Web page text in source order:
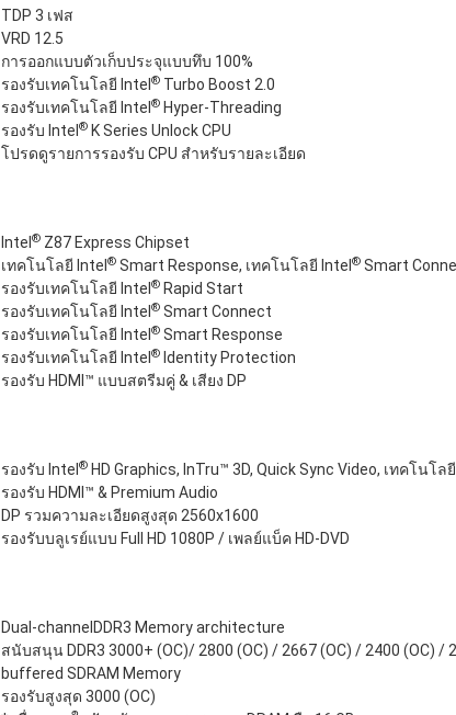
TDP 3 เฟส
VRD 12.5
การออกแบบตัวเก็บประจุแบบทึบ 100%
รองรับเทคโนโลยี Intel ® Turbo Boost 2.0
รองรับเทคโนโลยี Intel ® Hyper-Threading
รองรับ Intel ® K Series Unlock CPU
โปรดดูรายการรองรับ CPU สำหรับรายละเอียด
Intel ® Z87 Express Chipset
เทคโนโลยี Intel ® Smart Response, เทคโนโลยี Intel ® Smart
รองรับเทคโนโลยี Intel ® Rapid Start
รองรับเทคโนโลยี Intel ® Smart Connect
รองรับเทคโนโลยี Intel ® Smart Response
รองรับเทคโนโลยี Intel ® Identity Protection
รองรับ HDMI™ แบบสตรีมคู่ & เสียง DP
รองรับ Intel ® HD Graphics, InTru™ 3D, Quick Sync Video, เทคโนโล
รองรับ HDMI™ & Premium Audio
DP รวมความละเอียดสูงสุด 2560x1600
รองรับบลูเรย์แบบ Full HD 1080P / เพลย์แบ็ค HD-DVD
Dual-channelDDR3 Memory architecture
สนับสนุน DDR3 3000+ (OC)/ 2800 (OC) / 2667 (OC) / 2400 (OC) /
buffered SDRAM Memory
รองรับสูงสุด 3000 (OC)